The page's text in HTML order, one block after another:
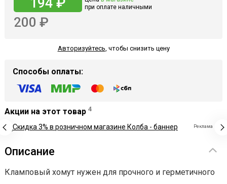
при оплате наличными
200 ₽
Авторизуйтесь, чтобы снизить цену
Способы оплаты:
Акции на этот товар 4
Реклама
Описание
Кламповый хомут нужен для прочного и герметичного